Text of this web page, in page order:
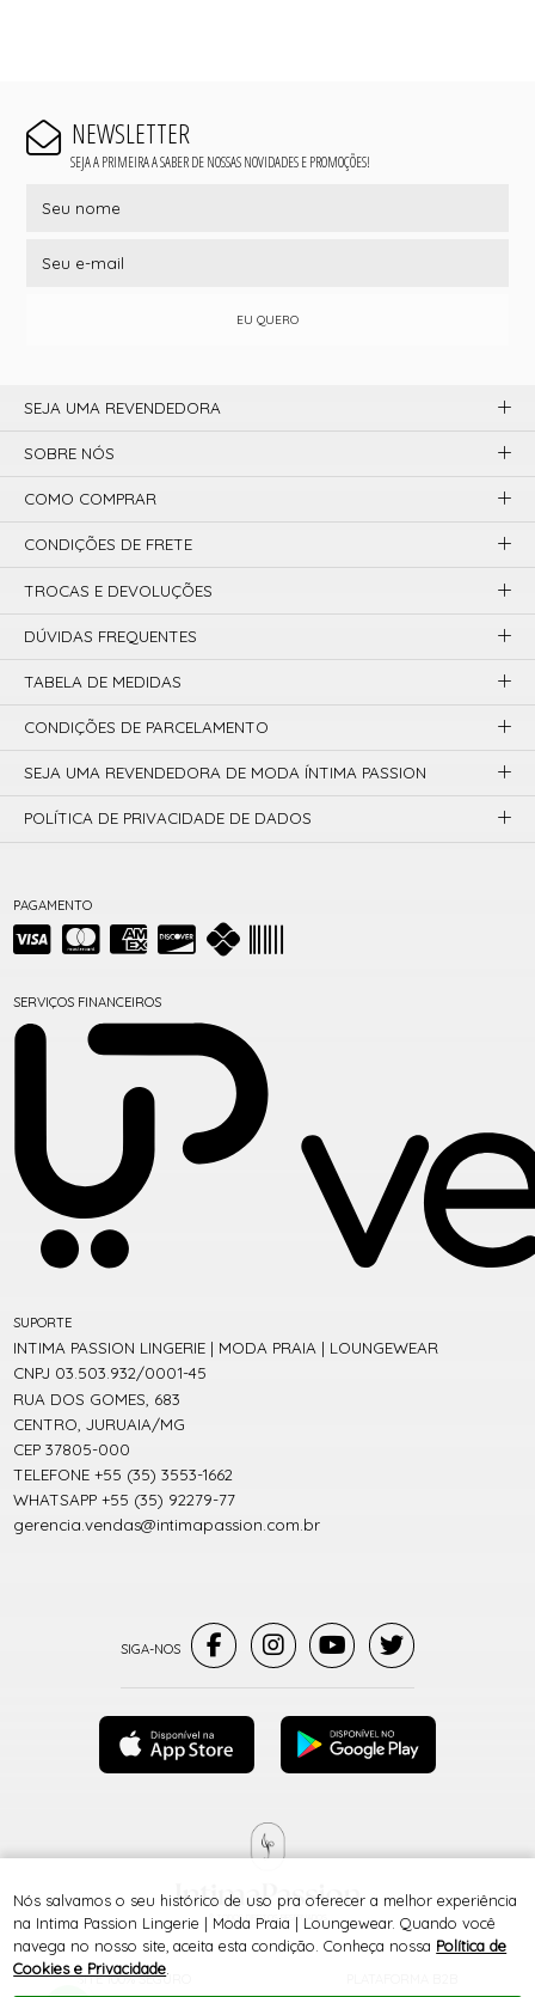
NEWSLETTER
SEJA A PRIMEIRA A SABER DE NOSSAS NOVIDADES E PROMOÇÕES!
EU QUERO
PAGAMENTO
SERVIÇOS FINANCEIROS
SITE 100% SEGURO
SUPORTE
INTIMA PASSION LINGERIE | MODA PRAIA | LOUNGEWEAR
CNPJ 03.503.932/0001-45
RUA DOS GOMES, 683
CENTRO, JURUAIA/MG
CEP 37805-000
TELEFONE +55 (35) 3553-1662
WHATSAPP +55 (35) 92279-77
gerencia.vendas@intimapassion.com.br
SEJA UMA REVENDEDORA
SOBRE NÓS
COMO COMPRAR
CONDIÇÕES DE FRETE
TROCAS E DEVOLUÇÕES
DÚVIDAS FREQUENTES
TABELA DE MEDIDAS
CONDIÇÕES DE PARCELAMENTO
SEJA UMA REVENDEDORA DE MODA ÍNTIMA PASSION
POLÍTICA DE PRIVACIDADE DE DADOS
® TODOS DIREITOS RESERVADOS
Nós salvamos o seu histórico de uso pra oferecer a melhor experiência
na Intima Passion Lingerie | Moda Praia | Loungewear. Quando você
navega no nosso site, aceita esta condição. Conheça nossa Política de
Cookies e Privacidade